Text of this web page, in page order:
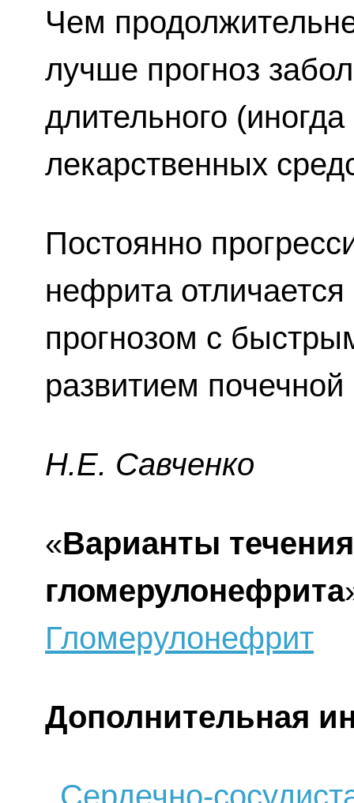
Чем
лучше прогноз
длительного
лекарственных
Постоянно
нефрита
прогнозом с
развитием почечной
H.E. Caвчeнкo
«Варианты
гломерулонефрита
Гломерулонефрит
Дополнительная
Сердечно-